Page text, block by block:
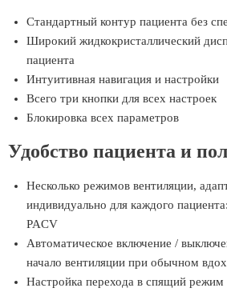
Стандартный контур пациента без
Широкий жидкокристаллический
пациента
Интуитивная навигация и настройки
Всего три кнопки для всех настроек
Блокировка всех параметров
Удобство пациента и
Несколько режимов вентиляции,
индивидуально для каждого
PACV
Автоматическое включение /
начало вентиляции при обычном
Настройка перехода в спящий